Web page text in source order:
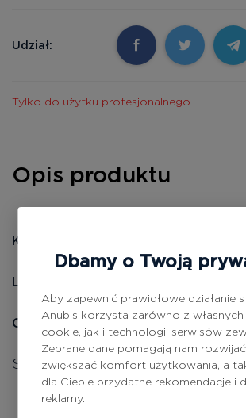
Udział:
Tylko do użytku profesjonalnego
Opis produktu
Kartridż do AnubisMed SkinPen
Linia:
Opis produktu:
Sterylny kartridż zabiegowy.
Dbamy o Twoją
Aby zapewnić prawidłowe działanie
Anubis korzysta zarówno z
cookie, jak i technologii serwisów
Zebrane dane pomagają nam
zwiększać komfort użytkowania, a
dla Ciebie przydatne rekomendacje i
reklamy.